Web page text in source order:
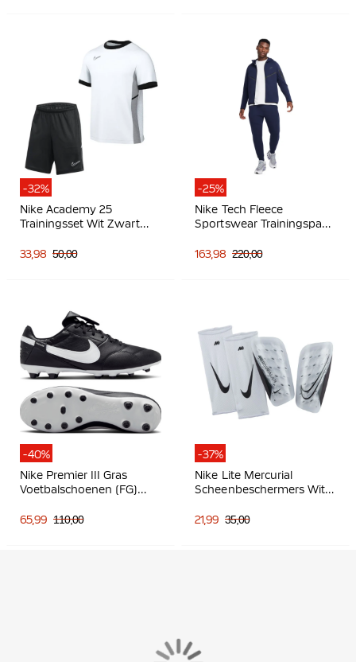
-32%
Nike Academy 25
Trainingsset Wit Zwart
33,98 50,00
-25%
Nike Tech Fleece
Sportswear Trainingspak
163,98 220,00
-40%
Nike Premier III Gras
Voetbalschoenen (FG)
65,99 110,00
-37%
Nike Lite Mercurial
Scheenbeschermers Wit
21,99 35,00